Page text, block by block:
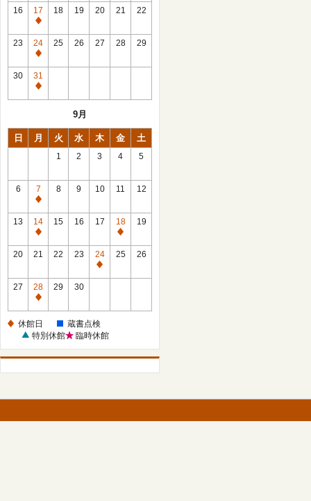
館
日
16
17
休
館
日
18 19 20 21 22
23
24
休
館
日
25 26 27 28 29
30
31
休
9月
日 月 火 水 木 金 土
1 2 3 4 5
6
7
休
館
日
8 9 10 11 12
13
14
休
館
15 16 17
18
休
館
19
20 21 22 23
24
休
25 26
27
28
休
日
29 30
休館日
蔵書点検
特別休館
臨時休館